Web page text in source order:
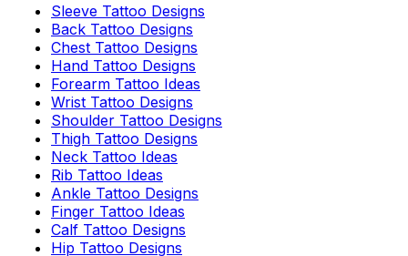
Sleeve Tattoo Designs
Back Tattoo Designs
Chest Tattoo Designs
Hand Tattoo Designs
Forearm Tattoo Ideas
Wrist Tattoo Designs
Shoulder Tattoo Designs
Thigh Tattoo Designs
Neck Tattoo Ideas
Rib Tattoo Ideas
Ankle Tattoo Designs
Finger Tattoo Ideas
Calf Tattoo Designs
Hip Tattoo Designs